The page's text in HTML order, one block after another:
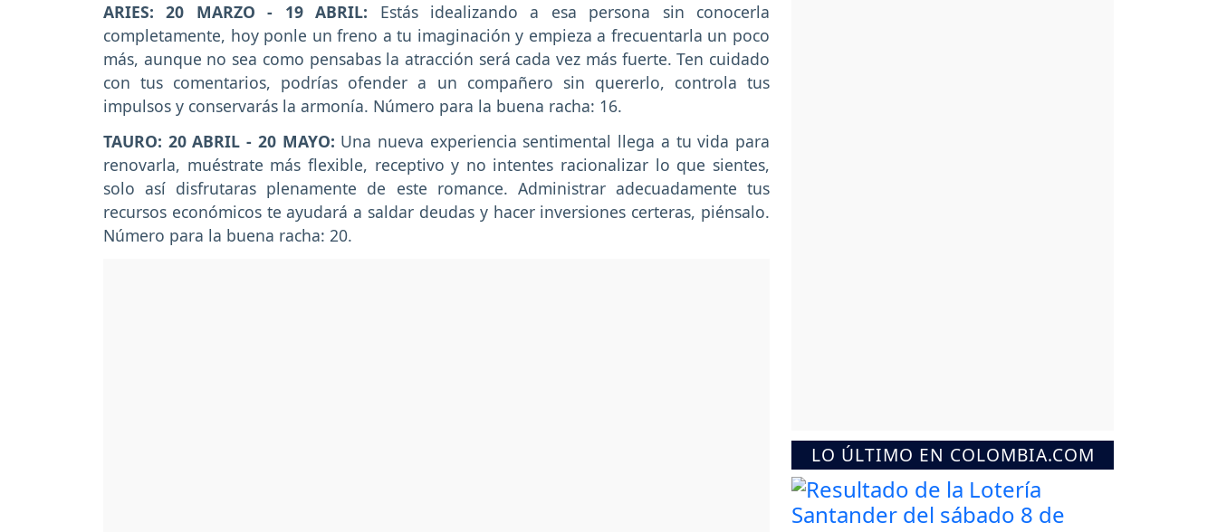
ARIES: 20 MARZO - 19 ABRIL: Estás idealizando a esa persona sin conocerla
completamente, hoy ponle un freno a tu imaginación y empieza a frecuentarla un poco
más, aunque no sea como pensabas la atracción será cada vez más fuerte. Ten cuidado
con tus comentarios, podrías ofender a un compañero sin quererlo, controla tus
impulsos y conservarás la armonía. Número para la buena racha: 16.
TAURO: 20 ABRIL - 20 MAYO: Una nueva experiencia sentimental llega a tu vida para
renovarla, muéstrate más flexible, receptivo y no intentes racionalizar lo que sientes,
solo así disfrutaras plenamente de este romance. Administrar adecuadamente tus
recursos económicos te ayudará a saldar deudas y hacer inversiones certeras, piénsalo.
Número para la buena racha: 20.
LO ÚLTIMO EN COLOMBIA.COM